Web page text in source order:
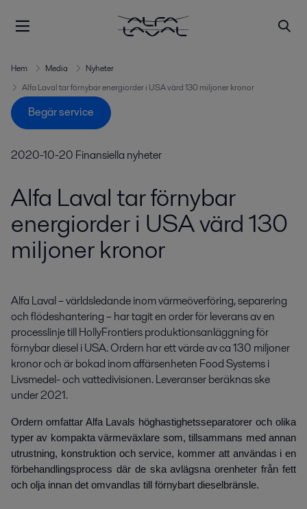
Hem Media
Nyheter
Alfa Laval tar förnybar energiorder i USA värd 130 miljoner kronor
Begär service
2020-10-20 Finansiella nyheter
Alfa Laval tar förnybar
energiorder i USA värd 130
miljoner kronor
Alfa Laval – världsledande inom värmeöverföring, separering
och flödeshantering – har tagit en order för leverans av en
processlinje till HollyFrontiers produktions­anläggning för
förnybar diesel i USA. Ordern har ett värde av ca 130 miljoner
kronor och är bokad inom affärsenheten Food Systems i
Livsmedel- och vattedivisionen. Leveranser beräknas ske
under 2021.
Ordern omfattar Alfa Lavals höghastighetsseparatorer och olika
typer av kompakta värmeväxlare som, tillsammans med annan
utrustning, konstruktion och service, kommer att användas i en
förbehandlingsprocess där de ska avlägsna orenheter från fett
och olja innan det omvandlas till förnybart dieselbränsle.